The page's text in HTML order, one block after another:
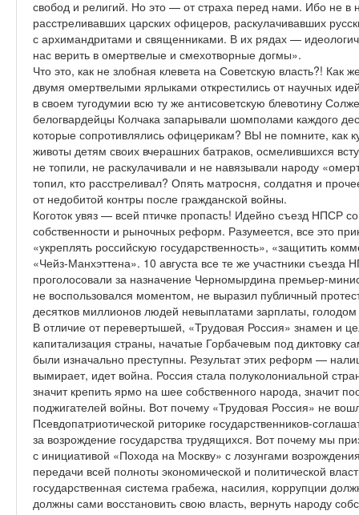
свобод и религий. Но это — от страха перед нами. Ибо не в
расстреливавших царских офицеров, раскулачивавших
с архимандритами и священниками. В их рядах —
нас верить в омертвелые и смехотворные догмы».
Что это, как не злобная клевета на Советскую власть?!
двумя омертвелыми ярлыками открестились от научных
в своем тугодумии всю ту же антисоветскую блевотину
белогвардейцы Колчака запарывали шомполами каждого
которые сопротивлялись офицерикам? ВЫ не помните, как
животы детям своих вчерашних батраков, осмелившихся
не топили, не раскулачивали и не навязывали народу
топил, кто расстреливал? Опять матросня, солдатня и
от недобитой контры после гражданской войны.
Коготок увяз — всей птичке пропасть! Идейно съезд НПСР
собственности и рыночных реформ. Разумеется, все это
«укреплять российскую государственность», «защитить
«Чейз-Манхэттена». 10 августа все те же участники
проголосовали за назначение Черномырдина премьер-
не воспользовался моментом, не выразил публичный
десятков миллионов людей невыплатами зарплаты,
В отличие от перевертышей, «Трудовая Россия» знамен и
капитализация страны, начатые Горбачевым под диктовку
были изначально преступны. Результат этих реформ —
вымирает, идет война. Россия стала полуколониальной
значит крепить ярмо на шее собственного народа, значит
поджигателей войны. Вот почему «Трудовая Россия» не
Псевдопатриотической риторике государственников-
за возрождение государства трудящихся. Вот почему мы
с инициативой «Похода на Москву» с лозунгами
передачи всей полноты экономической и политической
государственная система грабежа, насилия, коррупции
должны сами восстановить свою власть, вернуть народу